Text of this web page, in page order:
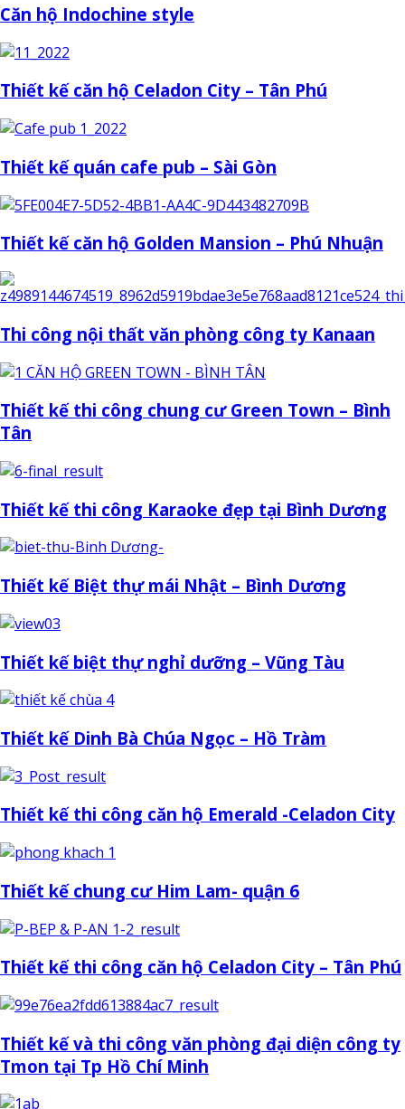
Căn hộ Indochine style
Thiết kế căn hộ Celadon City – Tân Phú
Thiết kế quán cafe pub – Sài Gòn
Thiết kế căn hộ Golden Mansion – Phú Nhuận
Thi công nội thất văn phòng công ty Kanaan
Thiết kế thi công chung cư Green Town – Bình
Tân
Thiết kế thi công Karaoke đẹp tại Bình Dương
Thiết kế Biệt thự mái Nhật – Bình Dương
Thiết kế biệt thự nghỉ dưỡng – Vũng Tàu
Thiết kế Dinh Bà Chúa Ngọc – Hồ Tràm
Thiết kế thi công căn hộ Emerald -Celadon City
Thiết kế chung cư Him Lam- quận 6
Thiết kế thi công căn hộ Celadon City – Tân Phú
Thiết kế và thi công văn phòng đại diện công ty
Tmon tại Tp Hồ Chí Minh